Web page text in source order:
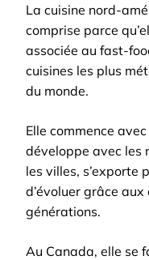
La cuisine nord-
comprise parce
associée au fast-
cuisines les plus
du monde.
Elle commence
développe avec les
les villes, s’exporte
d’évoluer grâce
générations.
Au Canada, elle se